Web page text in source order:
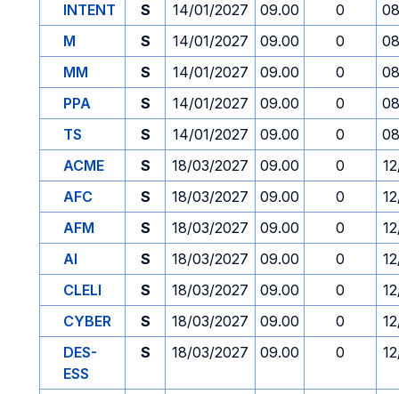
INTENT
S 14/01/2027 09.00 0
M
S 14/01/2027 09.00 0
MM
S 14/01/2027 09.00 0
PPA
S 14/01/2027 09.00 0
TS
S 14/01/2027 09.00 0
ACME
S 18/03/2027 09.00 0
AFC
S 18/03/2027 09.00 0
AFM
S 18/03/2027 09.00 0
AI
S 18/03/2027 09.00 0
CLELI
S 18/03/2027 09.00 0
CYBER
S 18/03/2027 09.00 0
DES-
ESS
S 18/03/2027 09.00 0